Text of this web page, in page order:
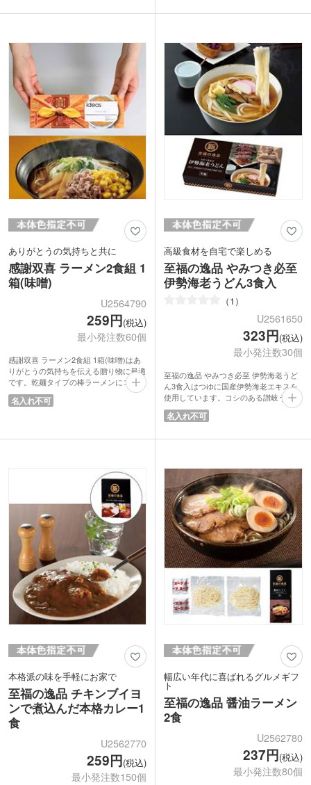
インされています。うどんで有名な香川
おもてなしの思いと感謝の気持ちを一緒
に伝えてみてはいかがでしょうか。
パッケージに名刺やショップカードを差
し込めるので、ご挨拶品としておすすめ
です。
るパッケージには、名刺やショップカー
の文字は「感謝と共に、二重の喜び（慶
事）が訪れることを願っています」とい
う意味。お得意様へのあいさつ回りやお
店の開店祝いなどにおすすめです。
ありがとうの気持ちと共に
感謝双喜 ラーメン2食組 1
箱(味噌)
U2564790
259円(税込)
最小発注数60個
感謝双喜 ラーメン2食組 1箱(味噌)はあ
りがとうの気持ちを伝える贈り物に最適
です。乾麺タイプの棒ラーメンにコクの
ある濃厚味噌スープが絡みます。
風呂敷に包まれたプリントが施されてい
います。パッケージに書かれた「感謝双
という意味。来店記念や大切なお客様へ
の挨拶品として喜ばれること間違いなし
名入れ不可
高級食材を自宅で楽しめる
至福の逸品 やみつき必至
伊勢海老うどん3食入
1
U2561650
323円(税込)
最小発注数30個
至福の逸品 やみつき必至 伊勢海老うど
ん3食入はつゆに国産伊勢海老エキスを
使用しています。コシのある讃岐うどん
は生麺タイプ。茹で時間によって硬めか
ら柔らかめまで好きな硬さで楽しめま
になるおいしさです。
ベントの来場記念品に喜ばれるノベルテ
ィです。
名入れ不可
本格派の味を手軽にお家で
至福の逸品 チキンブイヨ
ンで煮込んだ本格カレー1
食
U2562770
259円(税込)
最小発注数150個
幅広い年代に喜ばれるグルメギフ
ト
至福の逸品 醤油ラーメン
2食
U2562780
237円(税込)
最小発注数80個